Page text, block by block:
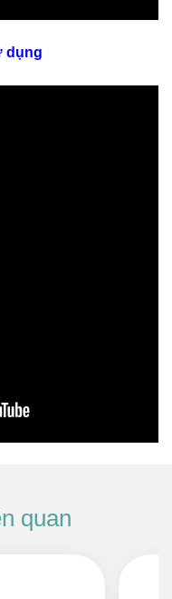
dụng